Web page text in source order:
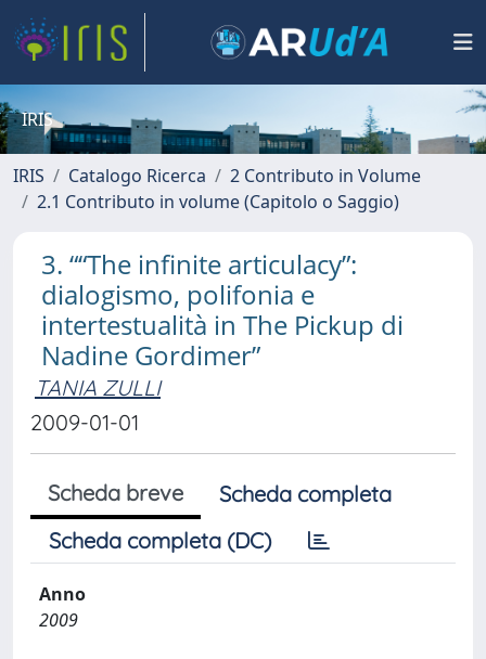
IRIS
IRIS Catalogo Ricerca
2 Contributo in Volume
2.1 Contributo in volume (Capitolo o Saggio)
3. ““The infinite articulacy”:
dialogismo, polifonia e
intertestualità in The Pickup di
Nadine Gordimer”
TANIA ZULLI
2009-01-01
Scheda breve
Scheda completa
Scheda completa (DC)
Anno
2009